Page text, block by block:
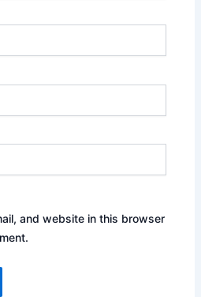
and website in this browser